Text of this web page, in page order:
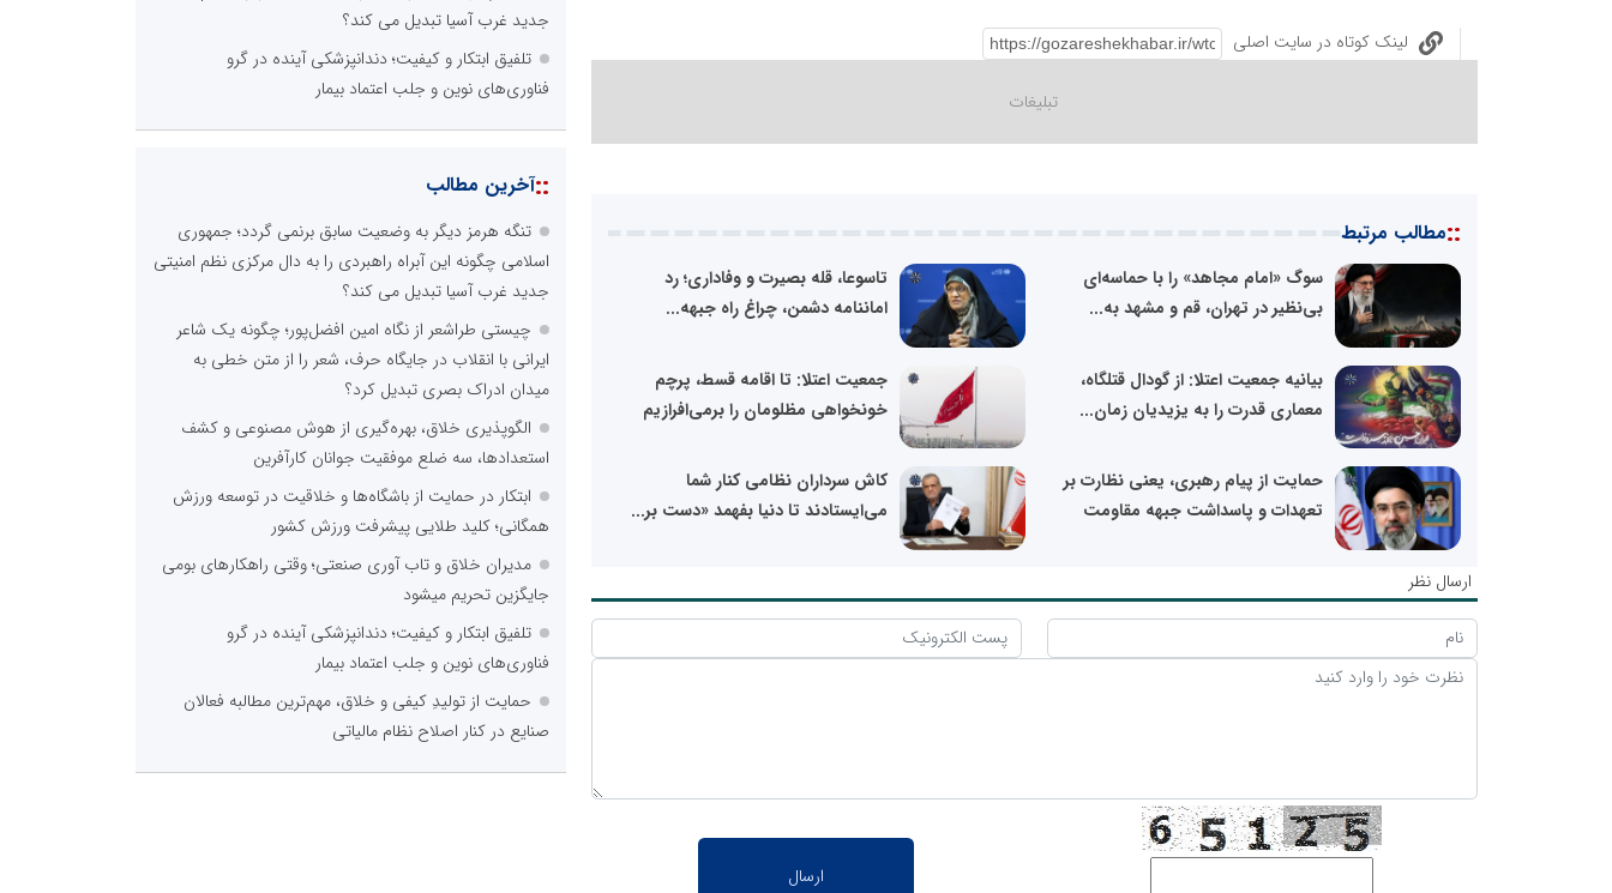
لینک کوتاه در سایت اصلی
::مطالب مرتبط
سوگ «امام مجاهد» را با حماسه‌ای
بی‌نظیر در تهران، قم و مشهد به...
تاسوعا، قله بصیرت و وفاداری؛ رد
اماننامه دشمن، چراغ راه جبهه...
بیانیه جمعیت اعتلا: از گودال قتلگاه،
معماری قدرت را به یزیدیان زمان...
جمعیت اعتلا: تا اقامه قسط، پرچم
خونخواهی مظلومان را برمی‌افرازیم
حمایت از پیام رهبری، یعنی نظارت بر
تعهدات و پاسداشت جبهه مقاومت
کاش سرداران نظامی کنار شما
می‌ایستادند تا دنیا بفهمد «دست بر...
ارسال نظر
جدید غرب آسیا تبدیل می کند؟
تلفیق ابتکار و کیفیت؛ دندانپزشکی آینده در گرو
فناوری‌های نوین و جلب اعتماد بیمار
::آخرین مطالب
تنگه هرمز دیگر به وضعیت سابق برنمی گردد؛ جمهوری
اسلامی چگونه این آبراه راهبردی را به دال مرکزی نظم امنیتی
جدید غرب آسیا تبدیل می کند؟
چیستی طراشعر از نگاه امین افضل‌پور؛ چگونه یک شاعر
ایرانی با انقلاب در جایگاه حرف، شعر را از متن خطی به
میدان ادراک بصری تبدیل کرد؟
الگوپذیری خلاق، بهره‌گیری از هوش مصنوعی و کشف
استعدادها، سه ضلع موفقیت جوانان کارآفرین
ابتکار در حمایت از باشگاه‌ها و خلاقیت در توسعه ورزش
همگانی؛ کلید طلایی پیشرفت ورزش کشور
مدیران خلاق و تاب آوری صنعتی؛ وقتی راهکارهای بومی
جایگزین تحریم میشود
تلفیق ابتکار و کیفیت؛ دندانپزشکی آینده در گرو
فناوری‌های نوین و جلب اعتماد بیمار
حمایت از تولیدِ کیفی و خلاق، مهم‌ترین مطالبه فعالان
صنایع در کنار اصلاح نظام مالیاتی